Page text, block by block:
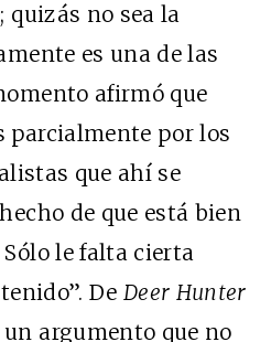
quizás no sea la
es una de las
afirmó que
parcialmente por los
que ahí se
de que está bien
le falta cierta
De Deer Hunter
argumento que no